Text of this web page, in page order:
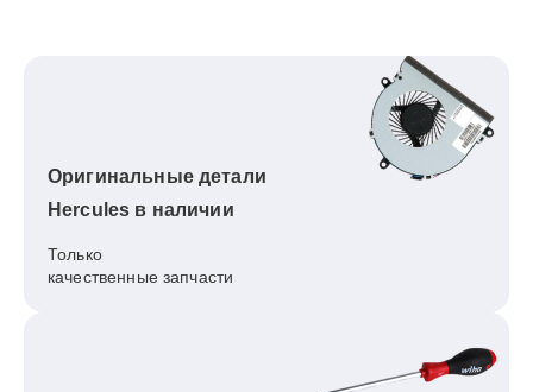
Оригинальные детали
Hercules в наличии
Только
качественные запчасти